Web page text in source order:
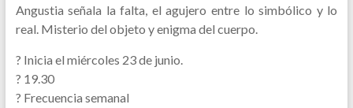
Angustia señala la falta, el agujero entre lo simbólico y lo
real. Misterio del objeto y enigma del cuerpo.
?️ Inicia el miércoles 23 de junio.
?️ 19.30
? Frecuencia semanal